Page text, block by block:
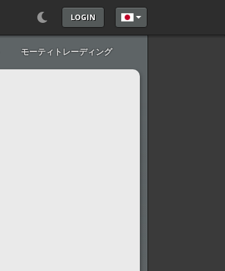
LOGIN あなたが使う言語を
モーティトレーディング